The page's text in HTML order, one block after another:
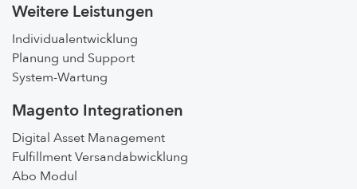
Weitere Leistungen
Individualentwicklung
Planung und Support
System-Wartung
Magento Integrationen
Digital Asset Management
Fulfillment Versandabwicklung
Abo Modul